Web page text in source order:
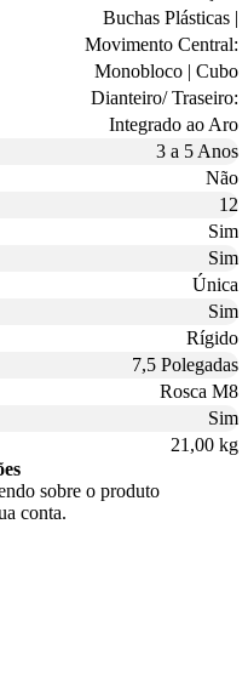
Buchas Plásticas |
Movimento Central:
Monobloco | Cubo
Dianteiro/ Traseiro:
Integrado ao Aro
3 a 5 Anos
Não
12
Sim
Sim
Única
Sim
Rígido
7,5 Polegadas
Rosca M8
Sim
21,00 kg
sobre o produto
conta.